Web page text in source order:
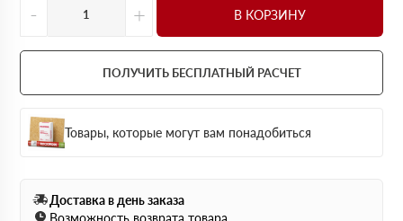
- + В КОРЗИНУ
ПОЛУЧИТЬ БЕСПЛАТНЫЙ РАСЧЕТ
Товары, которые могут вам понадобиться
Доставка в день заказа
Возможность возврата товара